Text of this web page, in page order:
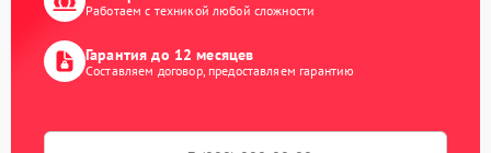
Работаем с техникой любой сложности
Гарантия до 12 месяцев
Составляем договор, предоставляем гарантию